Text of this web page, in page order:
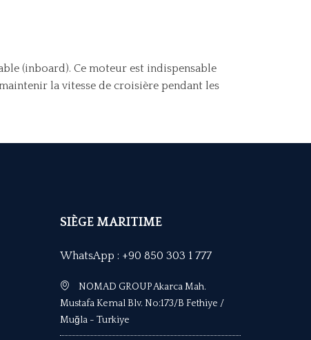
(inboard). Ce moteur est indispensable
la vitesse de croisière pendant les
SIÈGE MARITIME
WhatsApp : +90 850 303 1 777
NOMAD GROUP Akarca Mah.
Mustafa Kemal Blv. No:173/B Fethiye /
Muğla - Turkiye